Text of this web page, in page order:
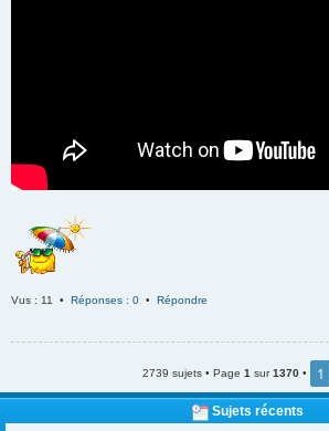
Vus : 11 • Réponses : 0 • Répondre
2739 sujets • Page 1 sur1370 • 1
Sujets récents